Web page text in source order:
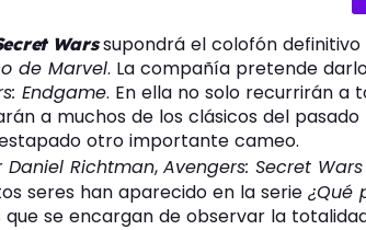
Warssupondrá el colofón definitivo
de Marvel. La compañía pretende
Endgame. En ella no solo recurrirán a
a muchos de los clásicos del
otro importante cameo.
Daniel Richtman, Avengers: Secret Wars
seres han aparecido en la serie ¿Qué
que se encargan de observar la